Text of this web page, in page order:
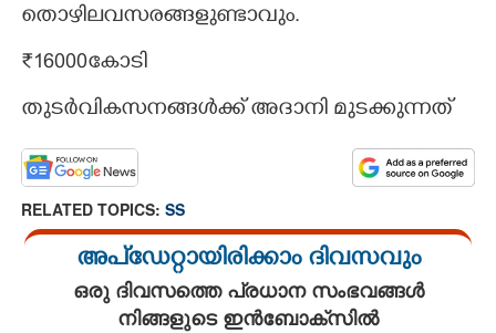
തൊഴിലവസരങ്ങളുണ്ടാവും.
₹16000കോടി
തുടർവികസനങ്ങൾക്ക് അദാനി മുടക്കുന്നത്
RELATED TOPICS: SS
അപ്ഡേറ്റായിരിക്കാം ദിവസവും
ഒരു ദിവസത്തെ പ്രധാന സംഭവങ്ങൾ
നിങ്ങളുടെ ഇൻബോക്സിൽ